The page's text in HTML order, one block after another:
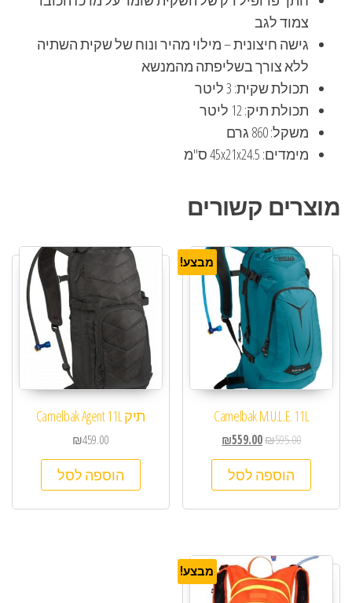
צמוד לגב
גישה חיצונית – מילוי מהיר ונוח של שקית השתיה
ללא צורך בשליפתה מהמנשא
תכולת שקית: 3 ליטר
תכולת תיק: 12 ליטר
משקל: 860 גרם
מימדים: 45x21x24.5 ס"מ
מוצרים קשורים
מבצע!
Camelbak M.U.L.E. 11L
₪595.00
₪559.00
הוספה לסל
תיק Camelbak Agent 11L
₪459.00
הוספה לסל
מבצע!